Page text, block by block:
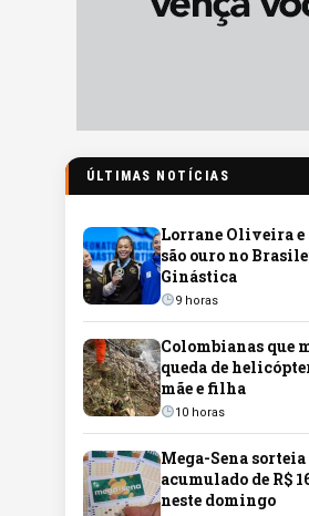
ÚLTIMAS NOTÍCIAS
Lorrane Oliveira e
são ouro no
Ginástica
9 horas
Colombianas que
queda de
mãe e filha
10 horas
Mega-Sena
acumulado de R$
neste domingo